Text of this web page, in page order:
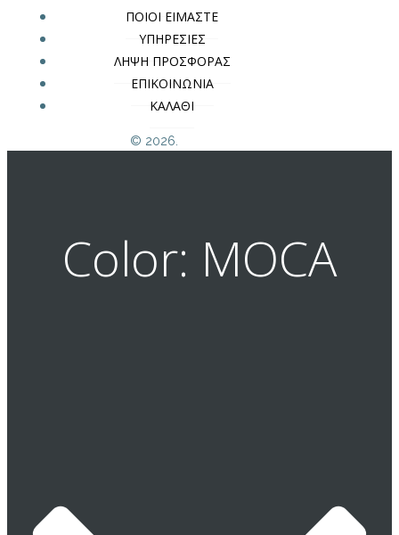
ΠΟΙΟΙ ΕΙΜΑΣΤΕ
ΥΠΗΡΕΣΙΕΣ
ΛΗΨΗ ΠΡΟΣΦΟΡΑΣ
ΕΠΙΚΟΙΝΩΝΙΑ
ΚΑΛΑΘΙ
© 2026.
Color: MOCA